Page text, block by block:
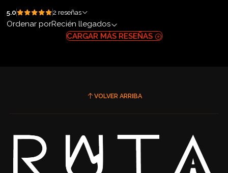
5.0 2 reseñas
Ordenar porRecién llegados
CARGAR MÁS RESEÑAS
VOLVER ARRIBA